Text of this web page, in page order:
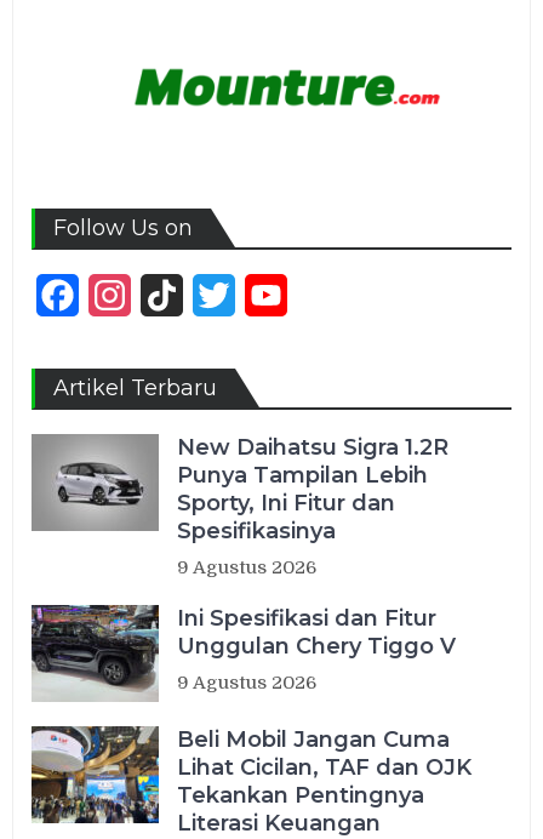
Follow Us on
FacebookInstagram
TikTok Twitter
Artikel Terbaru
New Daihatsu Sigra 1.2R
Punya Tampilan Lebih
Sporty, Ini Fitur dan
Spesifikasinya
9 Agustus 2026
Ini Spesifikasi dan Fitur
Unggulan Chery Tiggo V
9 Agustus 2026
Beli Mobil Jangan Cuma
Lihat Cicilan, TAF dan OJK
Tekankan Pentingnya
Literasi Keuangan